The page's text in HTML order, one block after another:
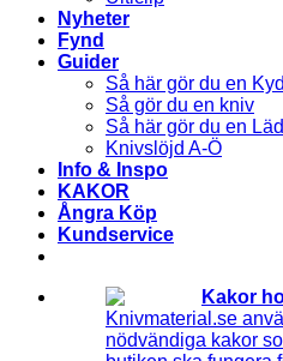
Nyheter
Fynd
Guider
Så här gör du en
Så gör du en kniv
Så här gör du en
Knivslöjd A-Ö
Info & Inspo
KAKOR
Ångra Köp
Kundservice
Kakor
Knivmaterial.se
nödvändiga kakor